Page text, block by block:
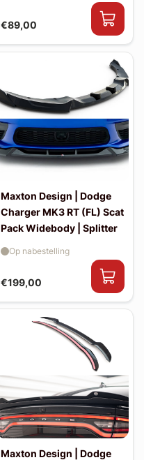
€89,00
Maxton Design | Dodge
Charger MK3 RT (FL) Scat
Pack Widebody | Splitter
€199,00
Op nabestelling
Maxton Design | Dodge